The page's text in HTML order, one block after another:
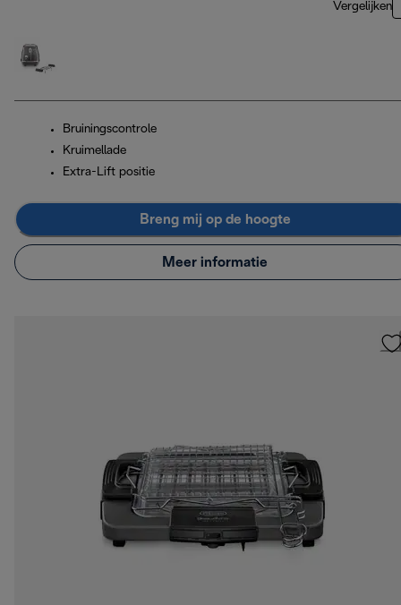
Vergelijken
Bruiningscontrole
Kruimellade
Extra-Lift positie
Breng mij op de hoogte
Meer informatie